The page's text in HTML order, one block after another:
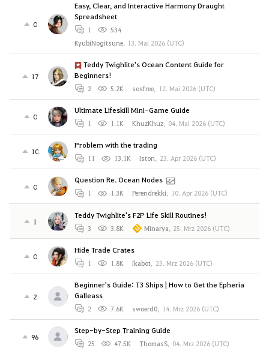
0
Easy, Clear, and Interactive Harmony Draught
Spreadsheet
1
534
KyubiNogitsune, 13. Mai 2026 (UTC)
17
Teddy Twighlite's Ocean Content Guide for
Beginners!
2 5.2K sosfree, 12. Mai 2026 (UTC)
0
Ultimate Lifeskill Mini-Game Guide
1 1.1K KhuzKhuz, 04. Mai 2026 (UTC)
10
Problem with the trading
11 13.1K Iston, 23. Apr 2026 (UTC)
0
Question Re. Ocean Nodes
1 1.3K Perendrekki, 10. Apr 2026 (UTC)
1
Teddy Twighlite's F2P Life Skill Routines!
3 3.8K Minarya, 25. Mrz 2026 (UTC)
0
Hide Trade Crates
1 1.8K Ikabot, 23. Mrz 2026 (UTC)
2
Beginner's Guide: T3 Ships | How to Get the Epheria
Galleass
2 7.6K swoerd0, 14. Mrz 2026 (UTC)
96
Step-by-Step Training Guide
25 47.5K ThomasS, 04. Mrz 2026 (UTC)